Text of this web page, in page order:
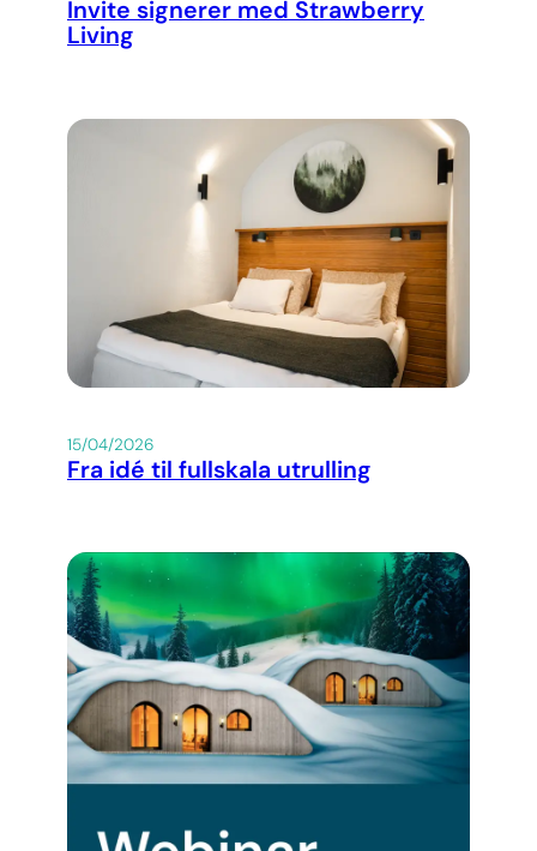
Invite signerer med Strawberry
Living
15/04/2026
Fra idé til fullskala utrulling